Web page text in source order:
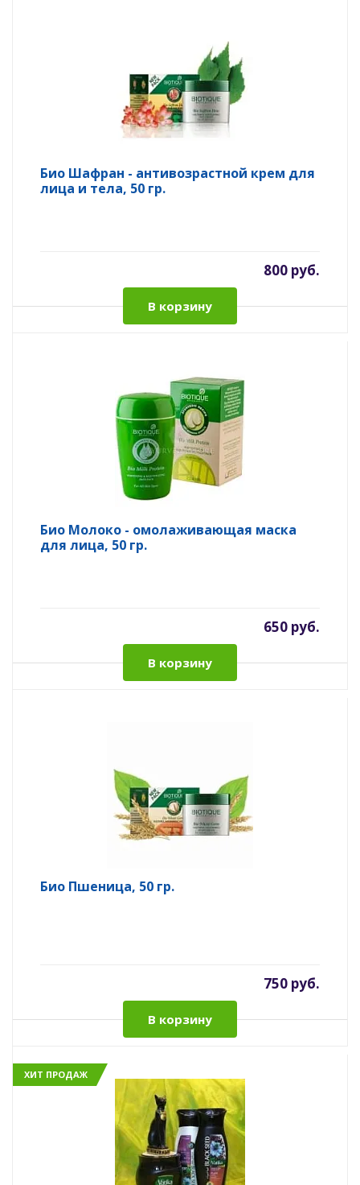
Био Шафран - антивозрастной крем для
лица и тела, 50 гр.
800 руб.
В корзину
Био Молоко - омолаживающая маска
для лица, 50 гр.
650 руб.
В корзину
Био Пшеница, 50 гр.
750 руб.
В корзину
ХИТ ПРОДАЖ